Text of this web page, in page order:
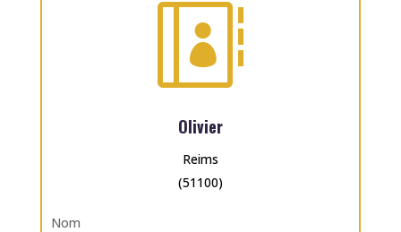

Olivier
Reims
(51100)
Nom